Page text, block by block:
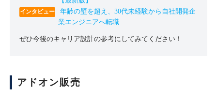
年齢の壁を超え、30代未経験から自社開発企
業エンジニアへ転職
ぜひ今後のキャリア設計の参考にしてみてください！
アドオン販売